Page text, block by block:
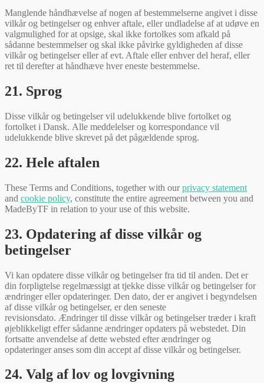
Manglende håndhævelse af nogen af bestemmelserne angivet i disse
vilkår og betingelser og enhver aftale, eller undladelse af at udøve en
valgmulighed for at opsige, skal ikke fortolkes som afkald på
sådanne bestemmelser og skal ikke påvirke gyldigheden af disse
vilkår og betingelser eller af evt. Aftale eller enhver del heraf, eller
ret til derefter at håndhæve hver eneste bestemmelse.
21. Sprog
Disse vilkår og betingelser vil udelukkende blive fortolket og
fortolket i Dansk. Alle meddelelser og korrespondance vil
udelukkende blive skrevet på det pågældende sprog.
22. Hele aftalen
These Terms and Conditions, together with ourprivacy statement
and cookie policy, constitute the entire agreement between you and
MadeByTF in relation to your use of this website.
23. Opdatering af disse vilkår og
betingelser
Vi kan opdatere disse vilkår og betingelser fra tid til anden. Det er
din forpligtelse regelmæssigt at tjekke disse vilkår og betingelser for
ændringer eller opdateringer. Den dato, der er angivet i begyndelsen
af disse vilkår og betingelser, er den seneste
revisionsdato. Ændringer til disse vilkår og betingelser træder i kraft
øjeblikkeligt effer sådanne ændringer opdaters på webstedet. Din
fortsatte anvendelse af dette websted efter ændringer og
opdateringer anses som din accept af disse vilkår og betingelser.
24. Valg af lov og lovgivning